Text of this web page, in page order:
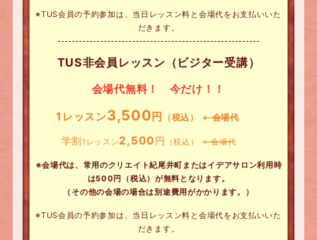
※TUS会員の予約参加は、当日レッスン料と会場代をお支払いいた
だきます。
TUS非会員レッスン（ビジター受講）
会場代無料！ 今だけ！！
1レッスン3,500 円 （税込） + 会場代
学割1レッスン2,500円 （税込）+ 会場代
※会場代は、常用のクリエイト紀尾井町またはイデアサロン利用時
は500円（税込）が無料となります。
（その他の会場の場合は別途費用がかかります。）
※TUS会員の予約参加は、当日レッスン料と会場代をお支払いいた
だきます。